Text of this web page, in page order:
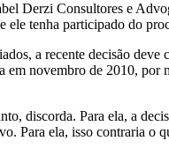
Derzi Consultores e
tenha participado do
a recente decisão
novembro de 2010, por
discorda. Para ela, a
Para ela, isso contraria